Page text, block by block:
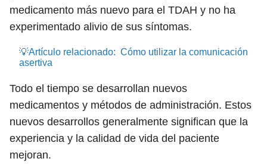
medicamento más nuevo para el TDAH y no ha
experimentado alivio de sus síntomas.
💡Artículo relacionado: Cómo utilizar la comunicación
asertiva
Todo el tiempo se desarrollan nuevos
medicamentos y métodos de administración. Estos
nuevos desarrollos generalmente significan que la
experiencia y la calidad de vida del paciente
mejoran.